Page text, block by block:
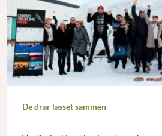
De drar lasset sammen